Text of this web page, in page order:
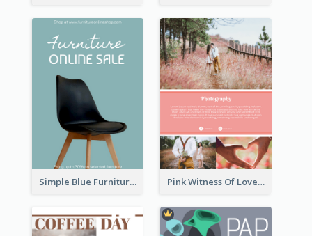
Simple Blue Furniture Online Store Poster Pink Witness Of Love Poster With Photos